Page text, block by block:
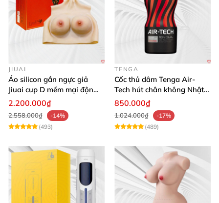
JIUAI
Áo silicon gắn ngực giả
Jiuai cup D mềm mại độn
ngực tự nhiên cho nam
2.200.000₫
2.558.000₫
-14%
(493)
TENGA
Cốc thủ dâm Tenga Air-
Tech hút chân không Nhật
Bản, silicone an toàn
850.000₫
1.024.000₫
-17%
(489)